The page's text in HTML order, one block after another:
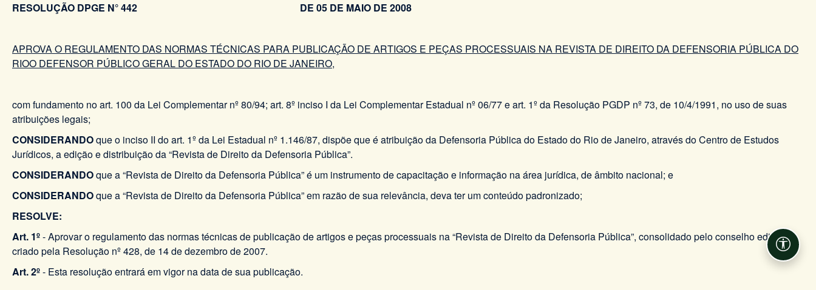
RESOLUÇÃO DPGE N° 442 DE 05 DE MAIO DE 2008
APROVA O REGULAMENTO DAS NORMAS TÉCNICAS PARA PUBLICAÇÃO DE ARTIGOS E PEÇAS PROCESSUAIS NA REVISTA DE DIREITO DA DEFENSORIA PÚBLICA DO
RIOO DEFENSOR PÚBLICO GERAL DO ESTADO DO RIO DE JANEIRO,
com fundamento no art. 100 da Lei Complementar nº 80/94; art. 8º inciso I da Lei Complementar Estadual nº 06/77 e art. 1º da Resolução PGDP nº 73, de 10/4/1991, no uso de suas
atribuições legais;
CONSIDERANDOque o inciso II do art. 1º da Lei Estadual nº 1.146/87, dispõe que é atribuição da Defensoria Pública do Estado do Rio de Janeiro, através do Centro de Estudos
Jurídicos, a edição e distribuição da “Revista de Direito da Defensoria Pública”.
CONSIDERANDOque a “Revista de Direito da Defensoria Pública” é um instrumento de capacitação e informação na área jurídica, de âmbito nacional; e
CONSIDERANDOque a “Revista de Direito da Defensoria Pública” em razão de sua relevância, deva ter um conteúdo padronizado;
RESOLVE:
Art. 1º- Aprovar o regulamento das normas técnicas de publicação de artigos e peças processuais na “Revista de Direito da Defensoria Pública”, consolidado pelo conselho editorial
criado pela Resolução nº 428, de 14 de dezembro de 2007.
Art. 2º- Esta resolução entrará em vigor na data de sua publicação.